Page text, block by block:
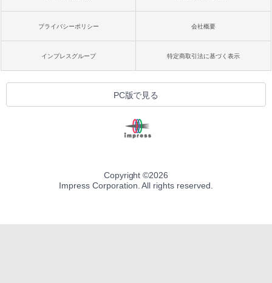
プライバシーポリシー 会社概要
インプレスグループ 特定商取引法に基づく表示
PC版で見る
Copyright ©2026
Impress Corporation. All rights reserved.